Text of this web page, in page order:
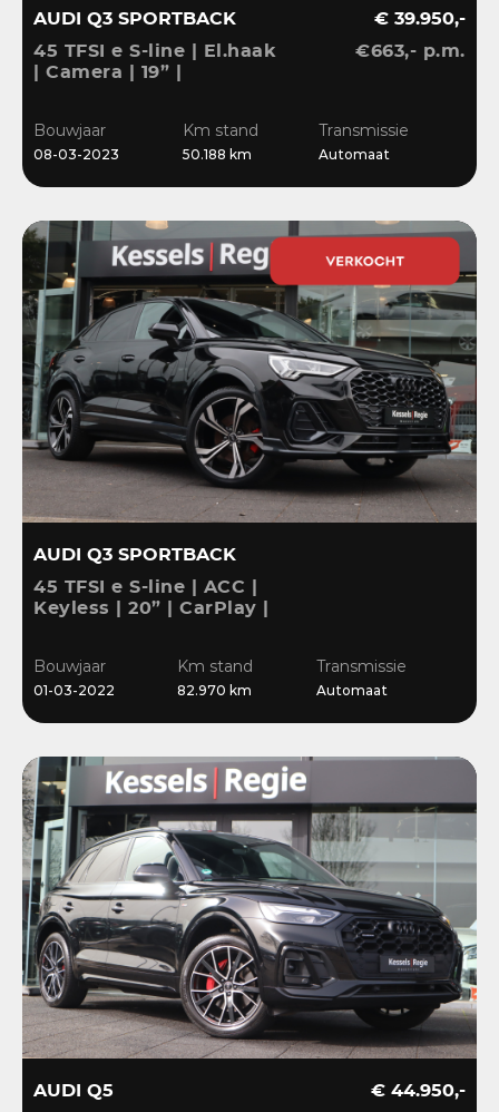
AUDI Q3 SPORTBACK
45 TFSI e S-line | El.haak
| Camera | 19” |
€ 39.950,-
€663,- p.m.
Bouwjaar
08-03-2023
Km stand
50.188 km
Transmissie
Automaat
AUDI Q3 SPORTBACK
45 TFSI e S-line | ACC |
Keyless | 20” | CarPlay |
Bouwjaar
01-03-2022
Km stand
82.970 km
Transmissie
Automaat
AUDI Q5
€ 44.950,-